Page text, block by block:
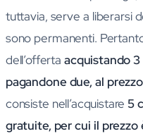
tuttavia, serve a liberarsi
sono permanenti.
dell’offertaacquistando
pagandone due, al
consiste nell’acquistare 5
gratuite, per cui il prezzo